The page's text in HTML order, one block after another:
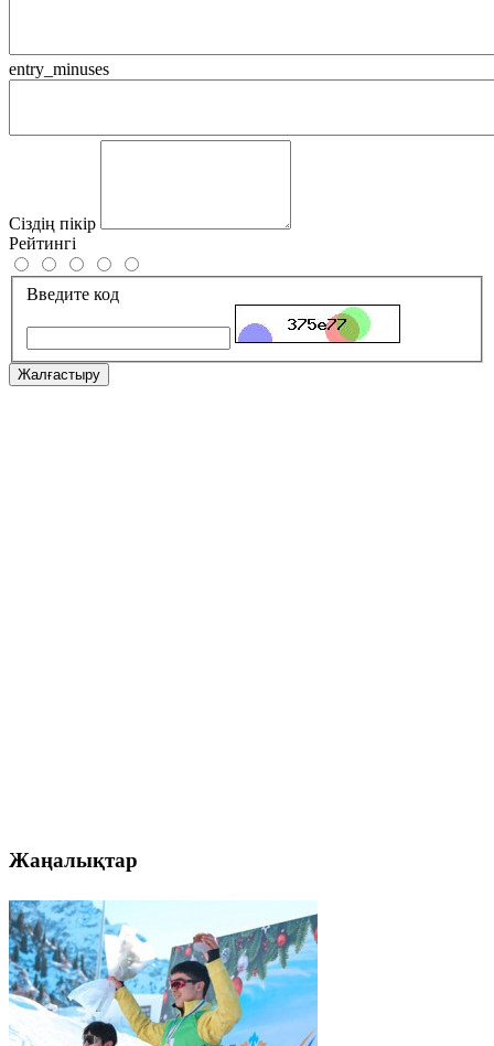
entry_minuses
Сіздің пікір
Рейтингі
Введите код
Жалғастыру
Жаңалықтар